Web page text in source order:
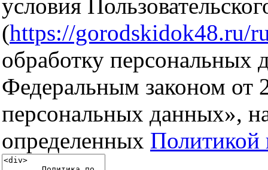
условия
(https://gorodskidok48.ru/
обработку персональных
Федеральным законом
персональных данных»,
определенных Политикой